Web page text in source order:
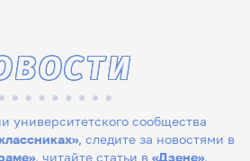
университетского сообщества
, следите за новостями в
, читайте статьи в «Дзене»,